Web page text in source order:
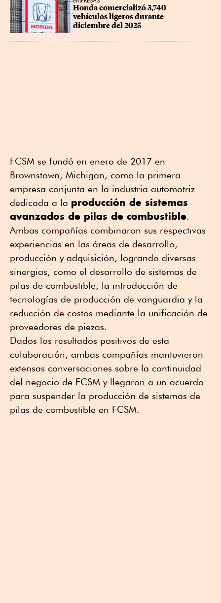
Honda comercializó 3,740
vehículos ligeros durante
diciembre del 2025
FCSM se fundó en enero de 2017 en
Brownstown, Michigan, como la primera
empresa conjunta en la industria automotriz
dedicada a la producción de sistemas
avanzados de pilas de combustible.
Ambas compañías combinaron sus respectivas
experiencias en las áreas de desarrollo,
producción y adquisición, logrando diversas
sinergias, como el desarrollo de sistemas de
pilas de combustible, la introducción de
tecnologías de producción de vanguardia y la
reducción de costos mediante la unificación de
proveedores de piezas.
Dados los resultados positivos de esta
colaboración, ambas compañías mantuvieron
extensas conversaciones sobre la continuidad
del negocio de FCSM y llegaron a un acuerdo
para suspender la producción de sistemas de
pilas de combustible en FCSM.